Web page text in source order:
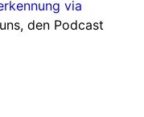
via
den Podcast